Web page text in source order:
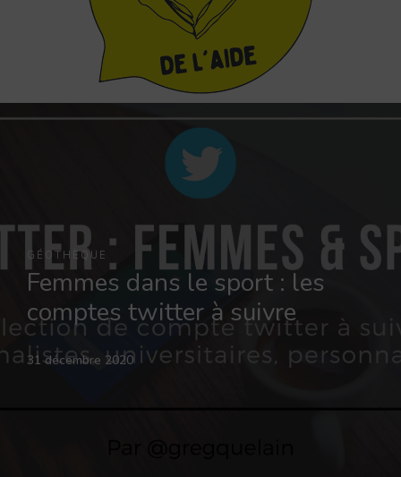
GÉOTHÈQUE
Femmes dans le sport : les
comptes twitter à suivre
31 décembre 2020